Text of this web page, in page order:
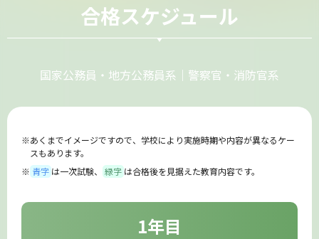
合格スケジュール
国家公務員・地方公務員系｜警察官・消防官系
あくまでイメージですので、学校により実施時期や内容が異なるケー
スもあります。
青字 は一次試験、 緑字 は合格後を見据えた教育内容です。
1年目